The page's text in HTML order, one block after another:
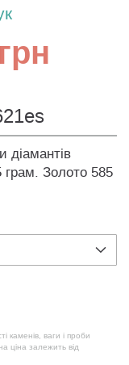
діамантів
грам. Золото 585
каменів, ваги і проби
ціна залежить від